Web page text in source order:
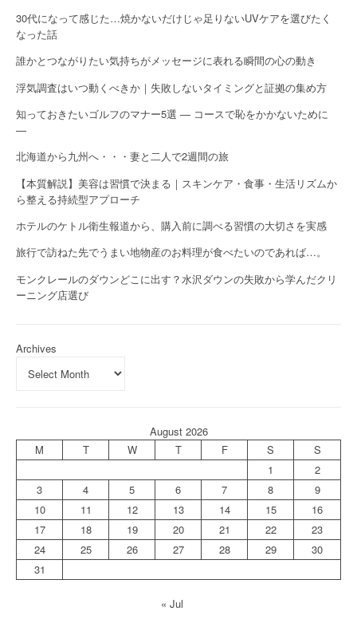
30代になって感じた…焼かないだけじゃ足りないUVケアを選びたく
なった話
誰かとつながりたい気持ちがメッセージに表れる瞬間の心の動き
浮気調査はいつ動くべきか｜失敗しないタイミングと証拠の集め方
知っておきたいゴルフのマナー5選 — コースで恥をかかないために
—
北海道から九州へ・・・妻と二人で2週間の旅
【本質解説】美容は習慣で決まる｜スキンケア・食事・生活リズムか
ら整える持続型アプローチ
ホテルのケトル衛生報道から、購入前に調べる習慣の大切さを実感
旅行で訪ねた先でうまい地物産のお料理が食べたいのであれば…。
モンクレールのダウンどこに出す？水沢ダウンの失敗から学んだクリ
ーニング店選び
Archives
August 2026
M
T W T F S
S
1
2
3
4 5 6 7 8
9
10
11 12 13 14 15
16
17
18 19 20 21 22
23
24
25 26 27 28 29
30
31
« Jul